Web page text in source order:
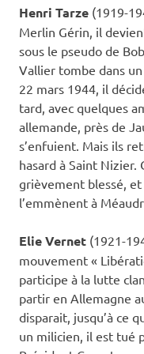
Henri Tarze (1919-
Merlin Gérin, il
sous le pseudo de
Vallier tombe dans
22 mars 1944, il
tard, avec quelques
allemande, près de
s’enfuient. Mais ils
hasard à Saint
grièvement blessé,
l’emmènent à
Elie Vernet (1921-
mouvement «
participe à la lutte
partir en Allemagne
disparait, jusqu’à ce
un milicien, il est tué